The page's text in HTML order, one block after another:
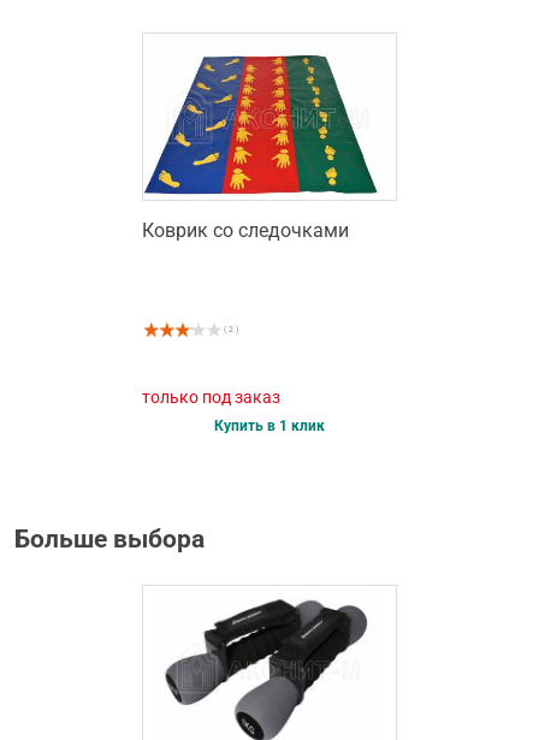
Коврик со следочками
( 2 )
только под заказ
Купить в 1 клик
Больше выбора